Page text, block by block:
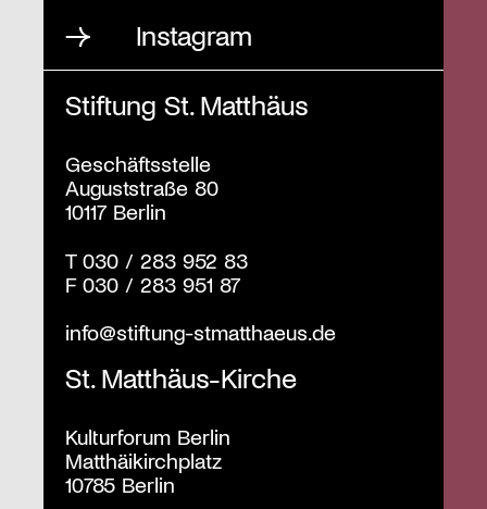
Instagram
Stiftung St. Matthäus
Geschäftsstelle
Auguststraße 80
10117 Berlin
T030 / 283 952 83
F030 / 283 951 87
info@stiftung-stmatthaeus.de
St. Matthäus-Kirche
Kulturforum Berlin
Matthäikirchplatz
10785 Berlin